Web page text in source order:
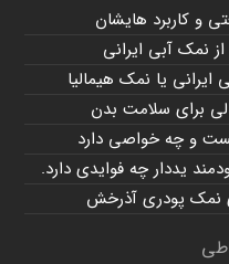
و کاربرد هایشان
نمک آبی ایرانی
یا نمک هیمالیا
برای سلامت بدن
و چه خواصی دارد
یددار چه فوایدی دارد.
نمک پودری آذرخش